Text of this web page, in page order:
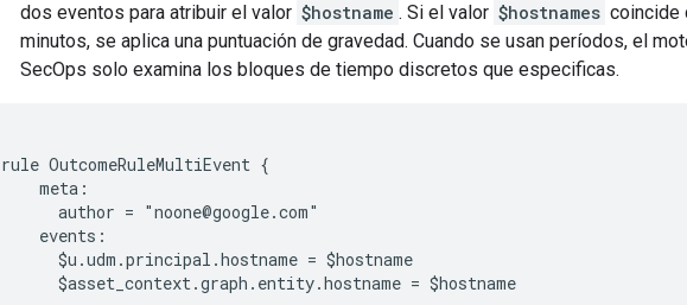
dos eventos para atribuir el valor $hostname . Si el valor $hostnames coincide
minutos, se aplica una puntuación de gravedad. Cuando se usan períodos, el
SecOps solo examina los bloques de tiempo discretos que especificas.
rule OutcomeRuleMultiEvent {
    meta:
      author = "noone@google.com"
    events:
      $u.udm.principal.hostname = $hostname
      $asset_context.graph.entity.hostname = $hostname